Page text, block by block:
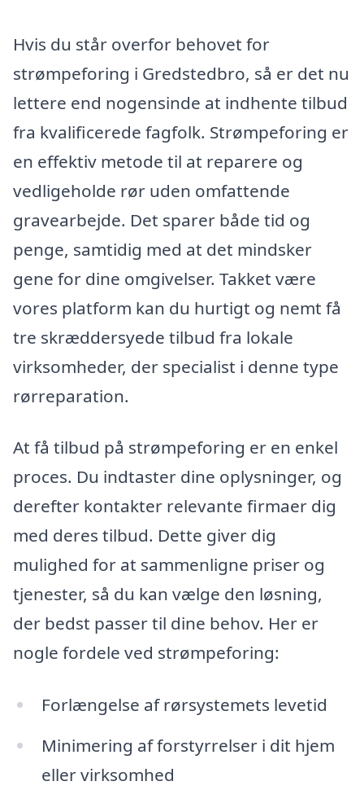
Hvis du står overfor behovet for
strømpeforing i Gredstedbro, så er det nu
lettere end nogensinde at indhente tilbud
fra kvalificerede fagfolk. Strømpeforing er
en effektiv metode til at reparere og
vedligeholde rør uden omfattende
gravearbejde. Det sparer både tid og
penge, samtidig med at det mindsker
gene for dine omgivelser. Takket være
vores platform kan du hurtigt og nemt få
tre skræddersyede tilbud fra lokale
virksomheder, der specialist i denne type
rørreparation.
At få tilbud på strømpeforing er en enkel
proces. Du indtaster dine oplysninger, og
derefter kontakter relevante firmaer dig
med deres tilbud. Dette giver dig
mulighed for at sammenligne priser og
tjenester, så du kan vælge den løsning,
der bedst passer til dine behov. Her er
nogle fordele ved strømpeforing:
Forlængelse af rørsystemets levetid
Minimering af forstyrrelser i dit hjem
eller virksomhed